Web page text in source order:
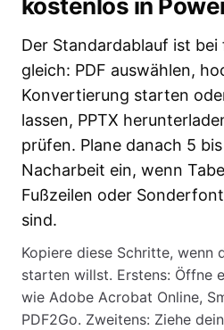
kostenlos in
Der Standardablauf ist bei
gleich: PDF auswählen,
Konvertierung starten
lassen, PPTX
prüfen. Plane danach 5
Nacharbeit ein, wenn
Fußzeilen oder
sind.
Kopiere diese Schritte, wenn
starten willst. Erstens: Öffne
wie Adobe Acrobat Online,
PDF2Go. Zweitens: Ziehe